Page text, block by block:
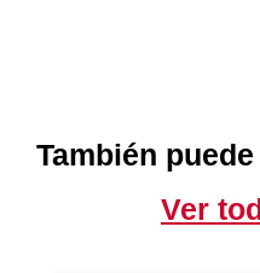
También
Ver